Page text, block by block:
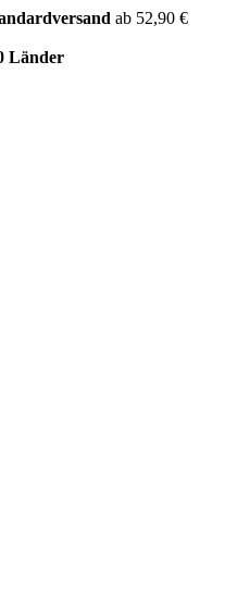
ab 52,90 €
Länder